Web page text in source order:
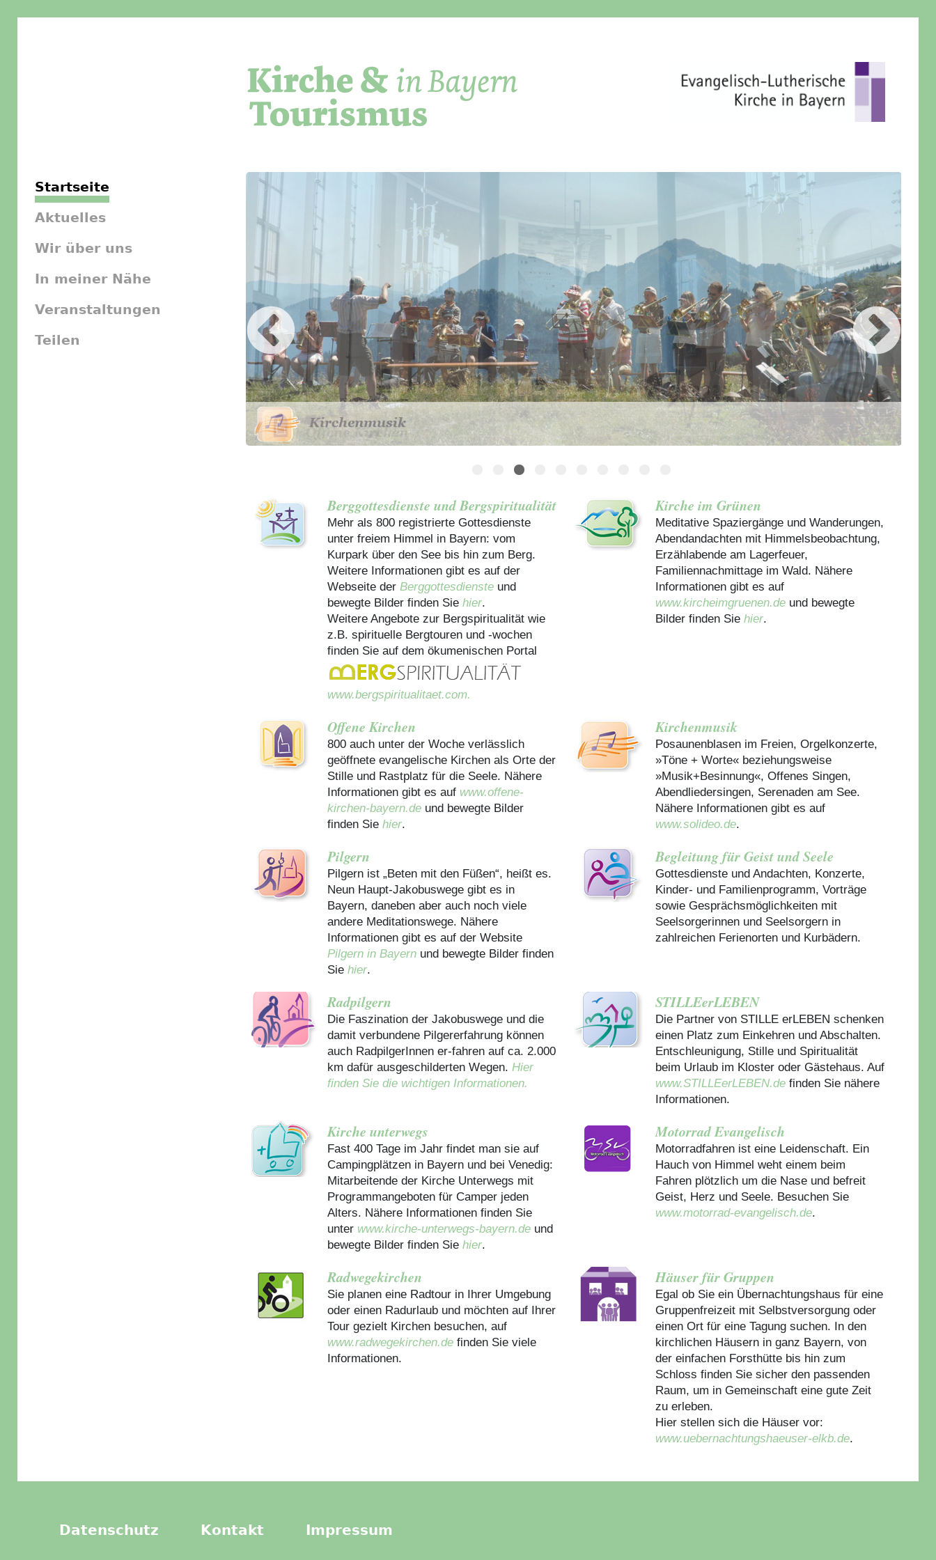
Startseite
Aktuelles
Wir über uns
In meiner Nähe
Veranstaltungen
Teilen
Slider Icon
Bild
Häuser für Gruppen
Berggottesdienste und Bergspiritualität
Mehr als 800 registrierte Gottesdienste
unter freiem Himmel in Bayern: vom
Kurpark über den See bis hin zum Berg.
Weitere Informationen gibt es auf der
Webseite der Berggottesdienste und
bewegte Bilder finden Sie hier.
Weitere Angebote zur Bergspiritualität wie
z.B. spirituelle Bergtouren und -wochen
finden Sie auf dem ökumenischen Portal
www.bergspiritualitaet.com.
Kirche im Grünen
Meditative Spaziergänge und Wanderungen,
Abendandachten mit Himmelsbeobachtung,
Erzählabende am Lagerfeuer,
Familiennachmittage im Wald. Nähere
Informationen gibt es auf
www.kircheimgruenen.deund bewegte
Bilder finden Siehier.
Offene Kirchen
800 auch unter der Woche verlässlich
geöffnete evangelische Kirchen als Orte der
Stille und Rastplatz für die Seele. Nähere
Informationen gibt es auf www.offene-
kirchen-bayern.de und bewegte Bilder
finden Sie hier.
Kirchenmusik
Posaunenblasen im Freien, Orgelkonzerte,
»Töne + Worte« beziehungsweise
»Musik+Besinnung«, Offenes Singen,
Abendliedersingen, Serenaden am See.
Nähere Informationen gibt es auf
www.solideo.de.
Pilgern
Pilgern ist „Beten mit den Füßen“, heißt es.
Neun Haupt-Jakobuswege gibt es in
Bayern, daneben aber auch noch viele
andere Meditationswege. Nähere
Informationen gibt es auf der Website
Pilgern in Bayern und bewegte Bilder finden
Sie hier.
Begleitung für Geist und Seele
Gottesdienste und Andachten, Konzerte,
Kinder- und Familienprogramm, Vorträge
sowie Gesprächsmöglichkeiten mit
Seelsorgerinnen und Seelsorgern in
zahlreichen Ferienorten und Kurbädern.
Radpilgern
Die Faszination der Jakobuswege und die
damit verbundene Pilgererfahrung können
auch RadpilgerInnen er-fahren auf ca. 2.000
km dafür ausgeschilderten Wegen. Hier
finden Sie die wichtigen Informationen.
STILLEerLEBEN
Die Partner von STILLE erLEBEN schenken
einen Platz zum Einkehren und Abschalten.
Entschleunigung, Stille und Spiritualität
beim Urlaub im Kloster oder Gästehaus. Auf
www.STILLEerLEBEN.definden Sie nähere
Informationen.
Kirche unterwegs
Fast 400 Tage im Jahr findet man sie auf
Campingplätzen in Bayern und bei Venedig:
Mitarbeitende der Kirche Unterwegs mit
Programmangeboten für Camper jeden
Alters. Nähere Informationen finden Sie
unter www.kirche-unterwegs-bayern.de und
bewegte Bilder finden Sie hier.
Motorrad Evangelisch
Motorradfahren ist eine Leidenschaft. Ein
Hauch von Himmel weht einem beim
Fahren plötzlich um die Nase und befreit
Geist, Herz und Seele. Besuchen Sie
www.motorrad-evangelisch.de.
Radwegekirchen
Sie planen eine Radtour in Ihrer Umgebung
oder einen Radurlaub und möchten auf Ihrer
Tour gezielt Kirchen besuchen, auf
www.radwegekirchen.de finden Sie viele
Informationen.
Häuser für Gruppen
Egal ob Sie ein Übernachtungshaus für eine
Gruppenfreizeit mit Selbstversorgung oder
einen Ort für eine Tagung suchen. In den
kirchlichen Häusern in ganz Bayern, von
der einfachen Forsthütte bis hin zum
Schloss finden Sie sicher den passenden
Raum, um in Gemeinschaft eine gute Zeit
zu erleben.
Hier stellen sich die Häuser vor:
www.uebernachtungshaeuser-elkb.de.
Datenschutz Kontakt Impressum